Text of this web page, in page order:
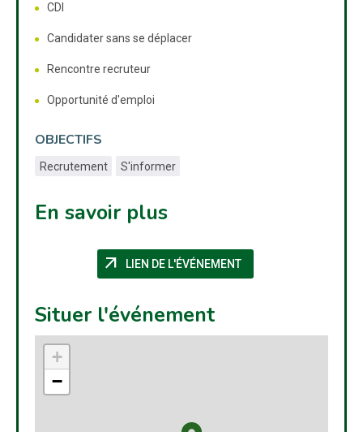
CDI
Candidater sans se déplacer
Rencontre recruteur
Opportunité d'emploi
OBJECTIFS
Recrutement S'informer
En savoir plus
arrow_outward LIEN DE L'ÉVÉNEMENT(NOUVELLE FENÊTRE)
Situer l'événement
+
−